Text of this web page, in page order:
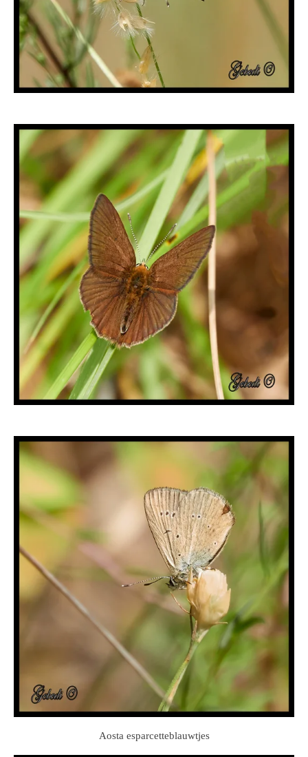
Aosta esparcetteblauwtjes